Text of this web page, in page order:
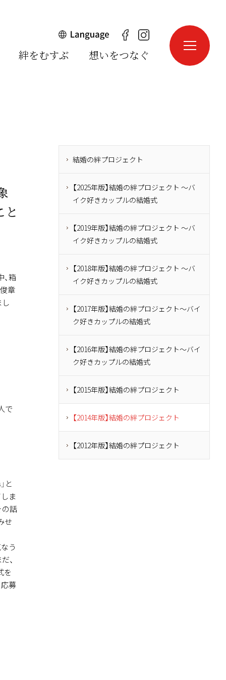
English
絆をむすぶ 想いをつなぐ
と
箱
章
で
と
ま
の話
せ
う
、
を
募
結婚の絆プロジェクト
【2025年版】結婚の絆プロジェクト ～バ
イク好きカップルの結婚式
【2019年版】結婚の絆プロジェクト ～バ
イク好きカップルの結婚式
【2018年版】結婚の絆プロジェクト ～バ
イク好きカップルの結婚式
【2017年版】結婚の絆プロジェクト～バイ
ク好きカップルの結婚式
【2016年版】結婚の絆プロジェクト～バイ
ク好きカップルの結婚式
【2015年版】結婚の絆プロジェクト
【2014年版】結婚の絆プロジェクト
【2012年版】結婚の絆プロジェクト